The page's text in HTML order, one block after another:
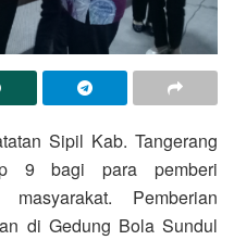
Sipil Kab. Tangerang
9 bagi para pemberi
Pemberian
di Gedung Bola Sundul